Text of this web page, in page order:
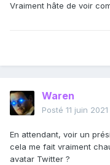
Vraiment hâte de voir
Waren
Posté 11 juin 2021
En attendant, voir un
cela me fait vraiment
avatar Twitter ?